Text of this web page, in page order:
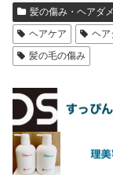
髪の傷み・ヘアダ
ヘアケア
ヘア
髪の毛の傷み